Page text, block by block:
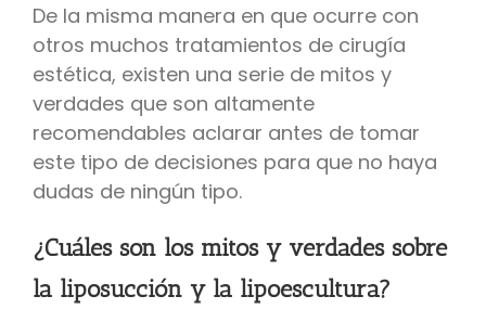
De la misma manera en que ocurre con
otros muchos tratamientos de cirugía
estética, existen una serie de mitos y
verdades que son altamente
recomendables aclarar antes de tomar
este tipo de decisiones para que no haya
dudas de ningún tipo.
¿Cuáles son los mitos y verdades sobre
la liposucción y la lipoescultura?